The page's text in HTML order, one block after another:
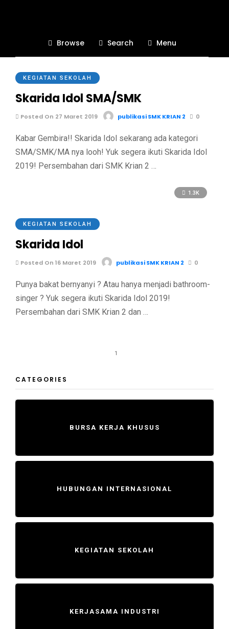
Browse Search Menu
KEGIATAN SEKOLAH
Skarida Idol SMA/SMK
Posted On 27 Maret 2019 publikasi SMK KRIAN 2 0
Kabar Gembira!! Skarida Idol sekarang ada kategori
SMA/SMK/MA nya looh! Yuk segera ikuti Skarida Idol
2019! Persembahan dari SMK Krian 2 …
1.3K
KEGIATAN SEKOLAH
Skarida Idol
Posted On 16 Maret 2019 publikasi SMK KRIAN 2 0
Punya bakat bernyanyi ? Atau hanya menjadi bathroom-
singer ? Yuk segera ikuti Skarida Idol 2019!
Persembahan dari SMK Krian 2 dan …
1
CATEGORIES
BURSA KERJA KHUSUS
HUBUNGAN INTERNASIONAL
KEGIATAN SEKOLAH
KERJASAMA INDUSTRI